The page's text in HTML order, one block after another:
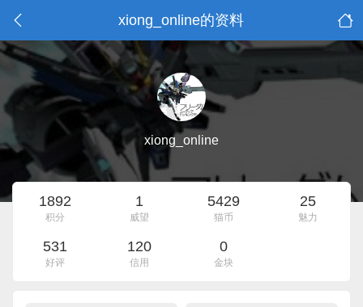
xiong_online的资料
xiong_online
1892
积分
1
威望
5429
猫币
25
魅力
531
好评
120
信用
0
金块